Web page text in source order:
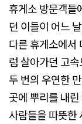
휴게소 방문객들
던 이들이 어느
다른 휴게소에서
럼 살아가던 고
두 번의 우연한
곳에 뿌리를 내
사람들을 따뜻한